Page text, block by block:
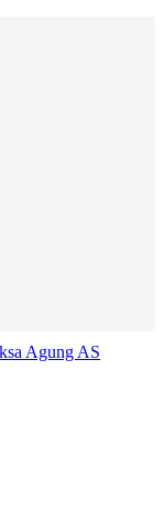
Agung AS